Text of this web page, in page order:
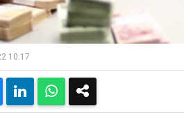
10:17